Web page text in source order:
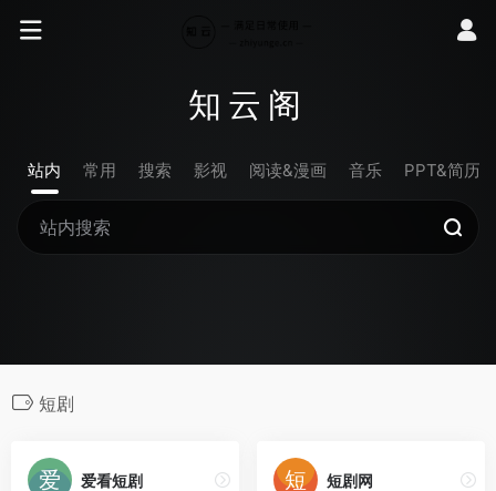
知云阁
站内 常用 搜索 影视 阅读&漫画 音乐 PPT&简历
短剧
爱看短剧 短剧网